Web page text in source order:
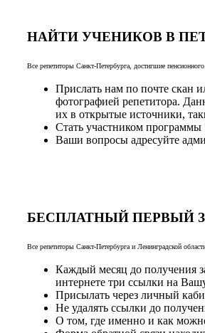
НАЙТИ УЧЕНИКОВ В
Все репетиторы Санкт-Петербурга, достигшие
Прислать нам по почте скан
фотографией репетитора.
их в открытые источники,
Стать участником
Ваши вопросы адресуйте
БЕСПЛАТНЫЙ ПЕРВЫЙ
Все репетиторы Санкт-Петербурга и Ленинградской
Каждый месяц до получения
интернете три ссылки на
Присылать через личный
Не удалять ссылки до
О том, где именно и как